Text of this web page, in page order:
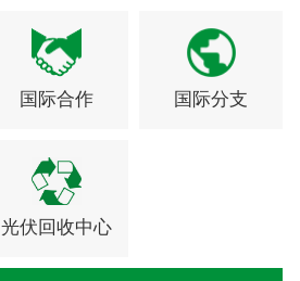
国际合作 国际分支
光伏回收中心